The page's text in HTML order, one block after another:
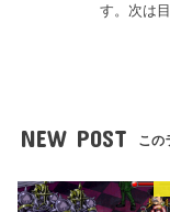
す。次は
NEW POST この